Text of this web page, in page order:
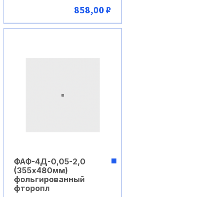
В корзину
858,00 ₽
ФАФ-4Д-0,05-2,0
(355х480мм)
фольгированный
фторопл